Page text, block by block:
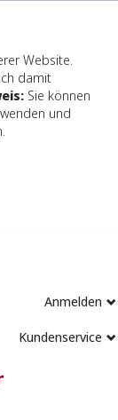
Website.
damit
Sie können
und
Anmelden
Kundenservice